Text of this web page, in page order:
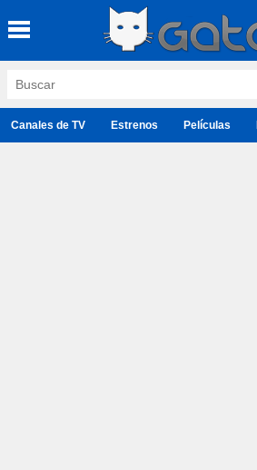
Canales de TV Estrenos Películas